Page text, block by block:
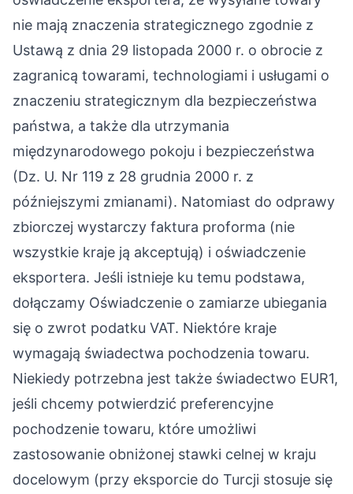
nie mają znaczenia strategicznego zgodnie z
Ustawą z dnia 29 listopada 2000 r. o obrocie z
zagranicą towarami, technologiami i usługami o
znaczeniu strategicznym dla bezpieczeństwa
państwa, a także dla utrzymania
międzynarodowego pokoju i bezpieczeństwa
(Dz. U. Nr 119 z 28 grudnia 2000 r. z
późniejszymi zmianami). Natomiast do odprawy
zbiorczej wystarczy faktura proforma (nie
wszystkie kraje ją akceptują) i oświadczenie
eksportera. Jeśli istnieje ku temu podstawa,
dołączamy Oświadczenie o zamiarze ubiegania
się o zwrot podatku VAT. Niektóre kraje
wymagają świadectwa pochodzenia towaru.
Niekiedy potrzebna jest także świadectwo EUR1,
jeśli chcemy potwierdzić preferencyjne
pochodzenie towaru, które umożliwi
zastosowanie obniżonej stawki celnej w kraju
docelowym (przy eksporcie do Turcji stosuje się